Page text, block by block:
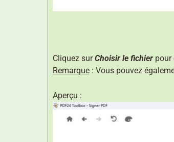
Cliquez surChoisir le fichier pour
Remarque : Vous pouvez
Aperçu :